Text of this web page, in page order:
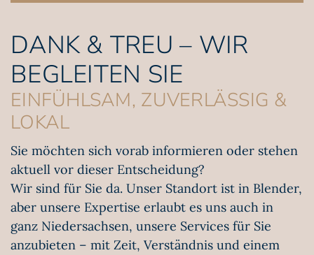
DANK & TREU – WIR
BEGLEITEN SIE
EINFÜHLSAM, ZUVERLÄSSIG &
LOKAL
Sie möchten sich vorab informieren oder stehen
aktuell vor dieser Entscheidung?
Wir sind für Sie da. Unser Standort ist in Blender,
aber unsere Expertise erlaubt es uns auch in
ganz Niedersachsen, unsere Services für Sie
anzubieten – mit Zeit, Verständnis und einem